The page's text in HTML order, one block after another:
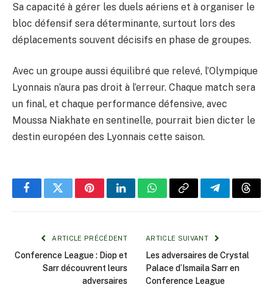
Sa capacité à gérer les duels aériens et à organiser le
bloc défensif sera déterminante, surtout lors des
déplacements souvent décisifs en phase de groupes.
Avec un groupe aussi équilibré que relevé, l’Olympique
Lyonnais n’aura pas droit à l’erreur. Chaque match sera
un final, et chaque performance défensive, avec
Moussa Niakhate en sentinelle, pourrait bien dicter le
destin européen des Lyonnais cette saison.
FacebookTwitterPinterestLinkedInWhatsApp
Copy
Telegram
ARTICLE PRÉCÉDENT
Conference League : Diop et
Sarr découvrent leurs
adversaires
ARTICLE SUIVANT
Les adversaires de Crystal
Palace d’Ismaila Sarr en
Conference League